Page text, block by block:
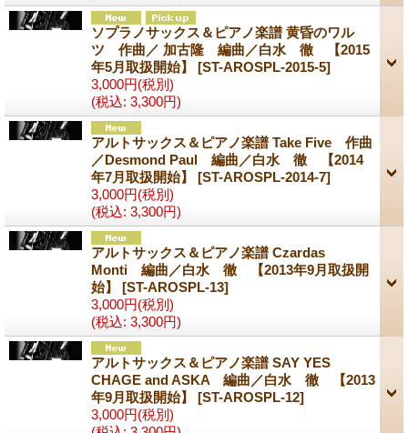
ソプラノサックス＆ピアノ楽譜 黄昏のワル
ツ 作曲／ 加古隆 編曲／白水 徹 【2015
年5月取扱開始】 [ST-AROSPL-2015-5]
3,000円(税別)
(税込: 3,300円)
アルトサックス＆ピアノ楽譜 Take Five 作曲
／Desmond Paul 編曲／白水 徹 【2014
年7月取扱開始】 [ST-AROSPL-2014-7]
3,000円(税別)
(税込: 3,300円)
アルトサックス＆ピアノ楽譜 Czardas
Monti 編曲／白水 徹 【2013年9月取扱開
始】 [ST-AROSPL-13]
3,000円(税別)
(税込: 3,300円)
アルトサックス＆ピアノ楽譜 SAY YES
CHAGE and ASKA 編曲／白水 徹 【2013
年9月取扱開始】 [ST-AROSPL-12]
3,000円(税別)